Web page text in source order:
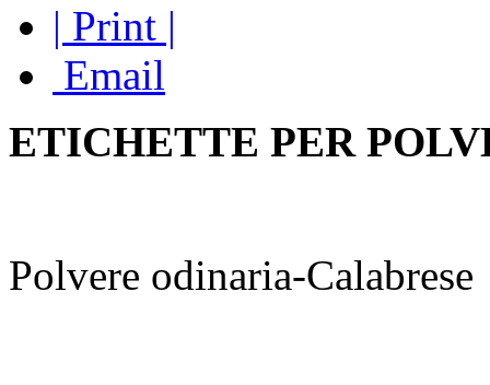
| Print |
Email
ETICHETTE PER
Polvere odinaria-Calabrese